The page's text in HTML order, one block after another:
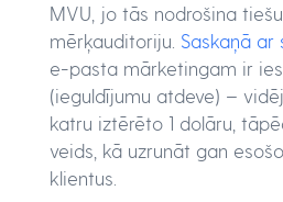
MVU, jo tās nodrošina
mērķauditoriju. Saskaņā
e-pasta mārketingam ir
(ieguldījumu atdeve) –
katru iztērēto 1 dolāru,
veids, kā uzrunāt gan
klientus.